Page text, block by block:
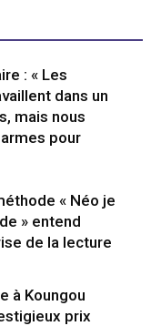
: « Les
dans un
mais nous
armes pour
« Néo je
» entend
de la lecture
à Koungou
prix